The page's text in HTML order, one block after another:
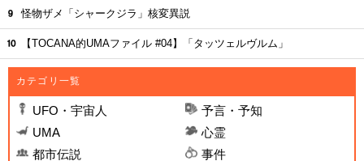
怪物ザメ「シャークジラ」核変異説
【TOCANA的UMAファイル #04】「タッツェルヴルム」
カテゴリ一覧
UFO・宇宙人
予言・予知
UMA
心霊
都市伝説
事件